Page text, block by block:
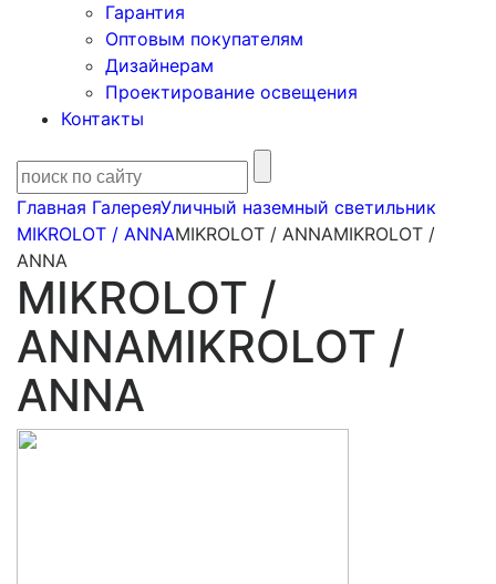
Гарантия
Оптовым покупателям
Дизайнерам
Проектирование освещения
Контакты
Главная ГалереяУличный наземный светильник
MIKROLOT / ANNAMIKROLOT / ANNAMIKROLOT /
ANNA
MIKROLOT /
ANNAMIKROLOT /
ANNA